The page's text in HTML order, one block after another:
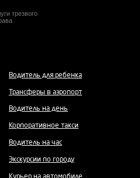
трезвого
Водитель для ребенка
Трансферы в аэропорт
Водитель на день
Корпоративное такси
Водитель на час
Экскурсии по городу